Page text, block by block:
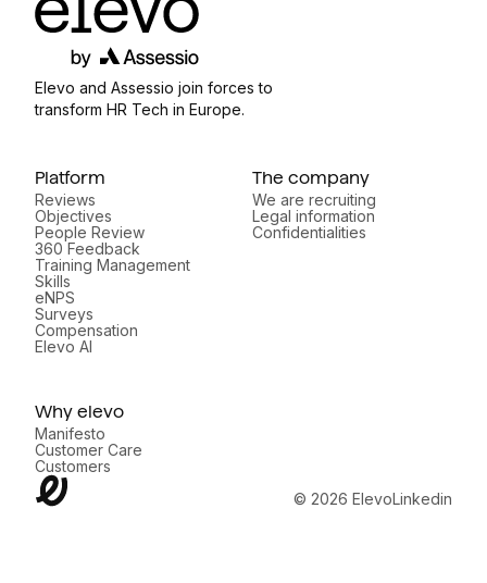
Elevo and Assessio join forces to
transform HR Tech in Europe.
Why elevo
Manifesto
Customer Care
Customers
Platform
Reviews
Objectives
People Review
360 Feedback
Training Management
Skills
eNPS
Surveys
Compensation
Elevo AI
The company
We are recruiting
Legal information
Confidentialities
© 2026 ElevoLinkedin